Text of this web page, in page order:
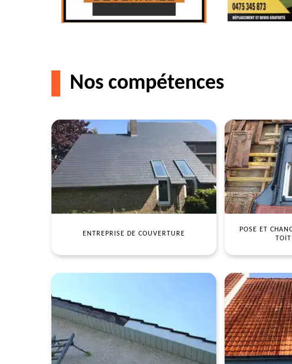
Nos compétences
ENTREPRISE DE COUVERTURE
POSE ET